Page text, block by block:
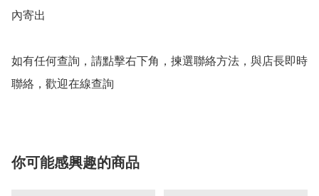
內寄出
如有任何查詢，請點擊右下角，揀選聯絡方法，與店長即時
聯絡，歡迎在線查詢
你可能感興趣的商品